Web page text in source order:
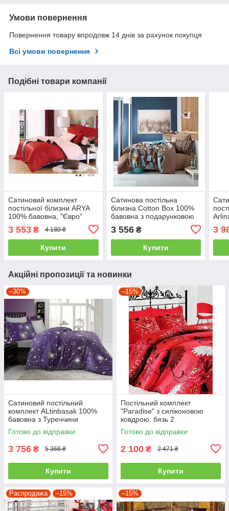
Умови повернення
Повернення товару впродовж 14 днів за рахунок покупця
Всі умови повернення
Подібні товари компанії
Сатиновий комплект
постільної білизни ARYA
100% бавовна, "Євро"
3 553 ₴ 4 180 ₴
Купити
Сатинова постільна
білизна Cotton Box 100%
бавовна з подарунковою
наволочки
3 556₴
Купити
3
Акційні пропозиції та новинки
–30%
Сатиновий постільний
комплект ALtinbasak 100%
бавовна з Туреччини
двоспальний - євро
Готово до відправки
3 756 ₴ 5 366 ₴
Купити
–15%
Постільний комплект
"Paradise" з силіконовою
ковдрою, бязь 2
Готово до відправки
2 100 ₴ 2 471 ₴
Купити
Распродажа –15% –15%